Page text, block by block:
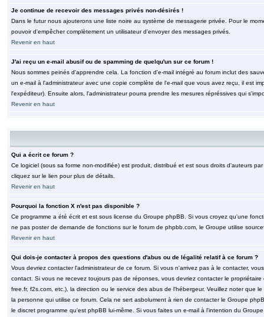
Je continue de recevoir des messages privés non-désirés !
Dans le futur nous ajouterons une liste noire au système de messagerie privée. Pour le
pouvoir d'empêcher complètement un utilisateur d'envoyer des messages privés.
Revenir en haut
J'ai reçu un e-mail abusif ou de spamming de quelqu'un sur ce forum !
Nous sommes peinés d'apprendre cela. La fonction d'e-mail intégré au forum inclut des
un e-mail à l'administrateur avec une copie complète de l'e-mail que vous avez reçu, il est
l'expéditeur). Ensuite alors, l'administrateur pourra prendre les mesures répréssives qui
Revenir en haut
Qui a écrit ce forum ?
Ce logiciel (sous sa forme non-modifiée) est produit, distribué et est sous droits d'auteurs
cliquez sur le lien pour plus de détails.
Revenir en haut
Pourquoi la fonction X n'est pas disponible ?
Ce programme a été écrit et est sous license du Groupe phpBB. Si vous croyez qu'une
ne pas poster de demande de fonctions sur le forum de phpbb.com, le Groupe utilise
Revenir en haut
Qui dois-je contacter à propos des questions d'abus ou de légalité relatif à ce forum ?
Vous devriez contacter l'administrateur de ce forum. Si vous n'arrivez pas à le contacter,
contact. Si vous ne recevez toujours pas de réponses, vous devriez contacter le
free.fr, f2s.com, etc.), la direction ou le service des abus de l'hébergeur. Veuillez noter
la personne qui utilise ce forum. Cela ne sert asbolument à rien de contacter le Groupe
le discret programme qu'est phpBB lui-même. Si vous faites un e-mail à l'intention du